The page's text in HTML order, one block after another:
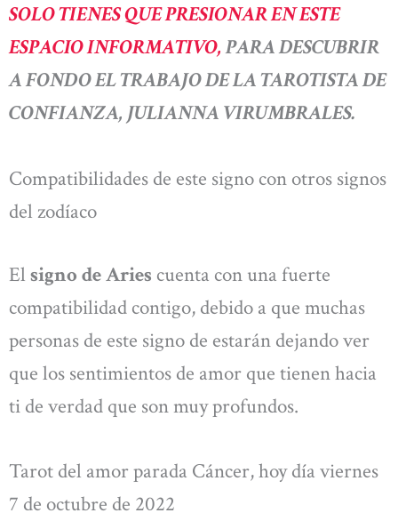
SOLO TIENES QUE PRESIONAR EN ESTE
ESPACIO INFORMATIVO, PARA DESCUBRIR
A FONDO EL TRABAJO DE LA TAROTISTA DE
CONFIANZA, JULIANNA VIRUMBRALES.
Compatibilidades de este signo con otros signos
del zodíaco
El signo de Aries cuenta con una fuerte
compatibilidad contigo, debido a que muchas
personas de este signo de estarán dejando ver
que los sentimientos de amor que tienen hacia
ti de verdad que son muy profundos.
Tarot del amor parada Cáncer, hoy día viernes
7 de octubre de 2022